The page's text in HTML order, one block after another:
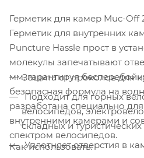
Герметик для камер Muc-Off
Герметик для внутренних
Puncture Hassle прост в
молекулы запечатывают
мм, гарантируя
безопасная формула на
разработана специально
внутренними камерами и
спектром велосипедов.
Защита от проколов для
Подходит для горных
велосипедов,
складных и
Уплотняет отверстия в
Как использовать: